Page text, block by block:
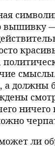
вышивку
должны
ничего
ли